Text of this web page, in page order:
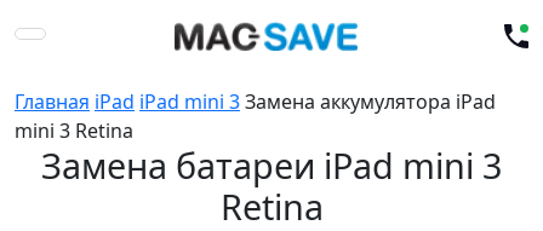
Главная iPad iPad mini 3Замена аккумулятора iPad
mini 3 Retina
Замена батареи iPad mini 3
Retina